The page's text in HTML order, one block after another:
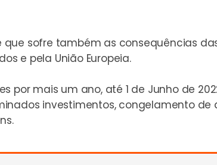
sofre também as consequências
e pela União Europeia.
por mais um ano, até 1 de Junho de
investimentos, congelamento de